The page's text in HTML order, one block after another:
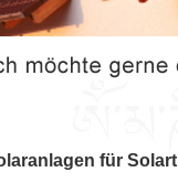
für